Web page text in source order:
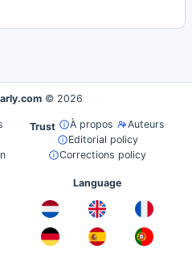
© 2026
Trust À propos
Auteurs
Editorial policy
Corrections policy
Language